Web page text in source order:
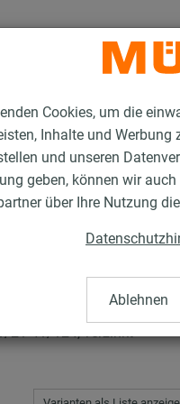
Cookies, um die
Inhalte und Werbung
und unseren
geben, können wir
über Ihre Nutzung
Ablehnen
Montagewinkel 135° Typ S+
135°
21-41/124, verzinkt